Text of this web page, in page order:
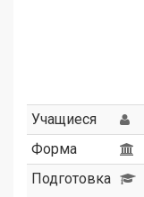
Учащиеся
Форма
Подготовка